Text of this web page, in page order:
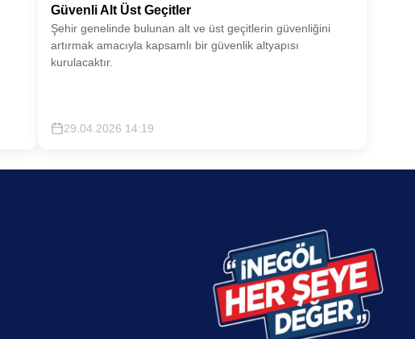
Güvenli Alt Üst Geçitler
Şehir genelinde bulunan alt ve üst geçitlerin güvenliğini
artırmak amacıyla kapsamlı bir güvenlik altyapısı
kurulacaktır.
29.04.2026 14:19